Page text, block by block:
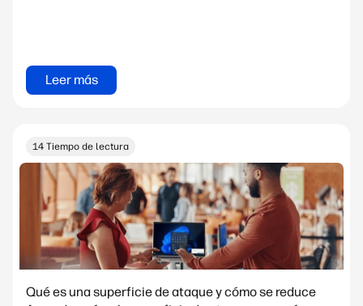
Leer más
14 Tiempo de lectura
Qué es una superficie de ataque y cómo se reduce